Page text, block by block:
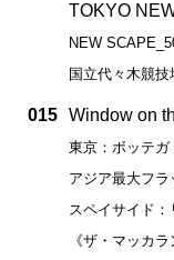
TOKYO
NEW
国立代々木競
015 Window on
東京：ボッテガ
アジア最大フラ
スペイサイド
《ザ・マッカ